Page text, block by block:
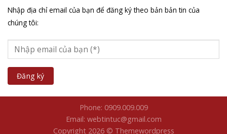
Nhập địa chỉ email của bạn để đăng ký theo bản bản tin của
chúng tôi:
Phone: 0909.009.009
Email: webtintuc@gmail.com
Copyright 2026 © Themewordpress